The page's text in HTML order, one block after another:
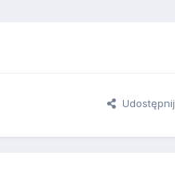
Udostępnij